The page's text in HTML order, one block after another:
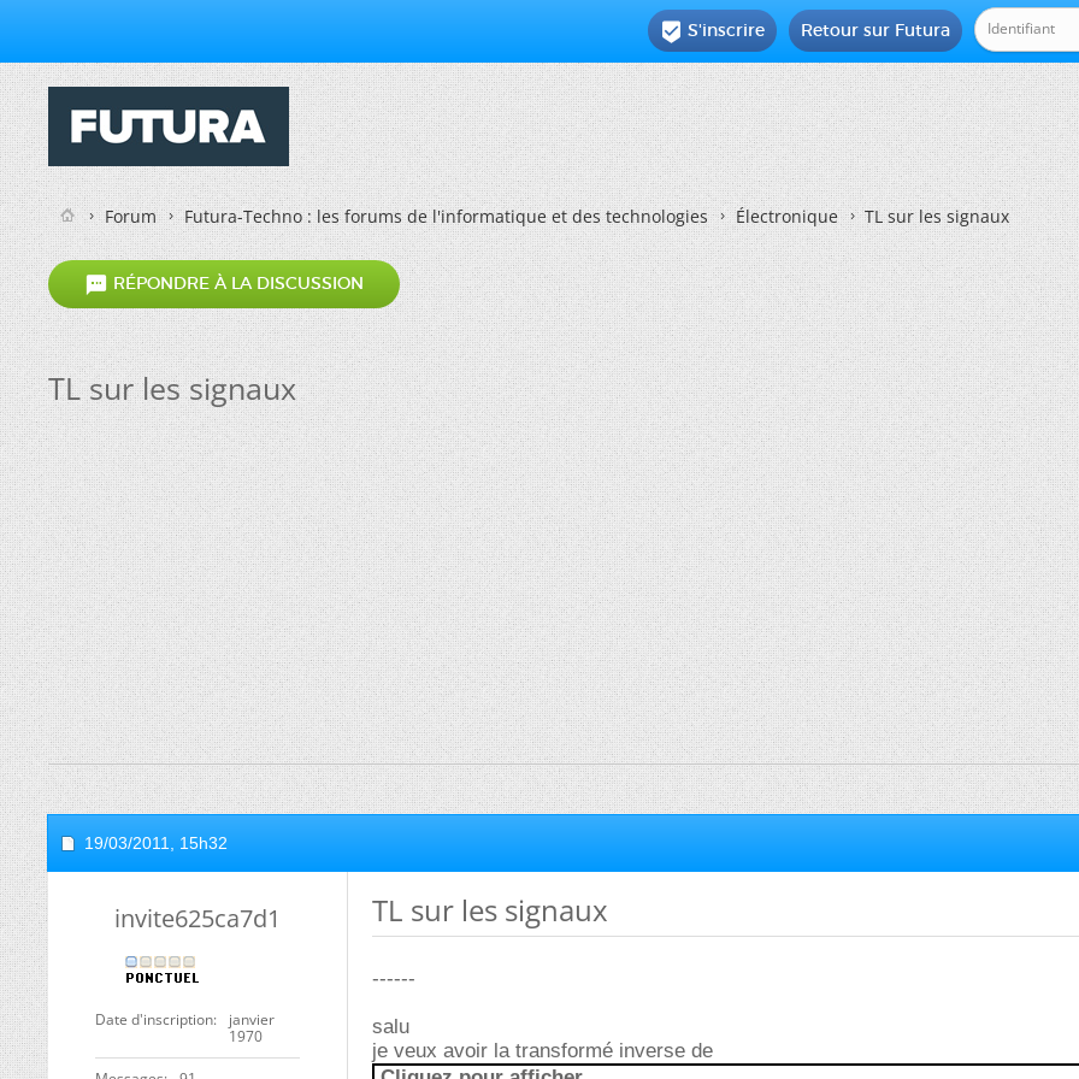
Retour sur Futura
 S'inscrire
Forum Futura-Techno : les forums de l'informatique et des technologies Électronique TL sur les signaux
 RÉPONDRE À LA DISCUSSION
TL sur les signaux
19/03/2011, 15h32
invite625ca7d1
Date d'inscription
janvier
1970
TL sur les signaux
------
salu
je veux avoir la transformé inverse de